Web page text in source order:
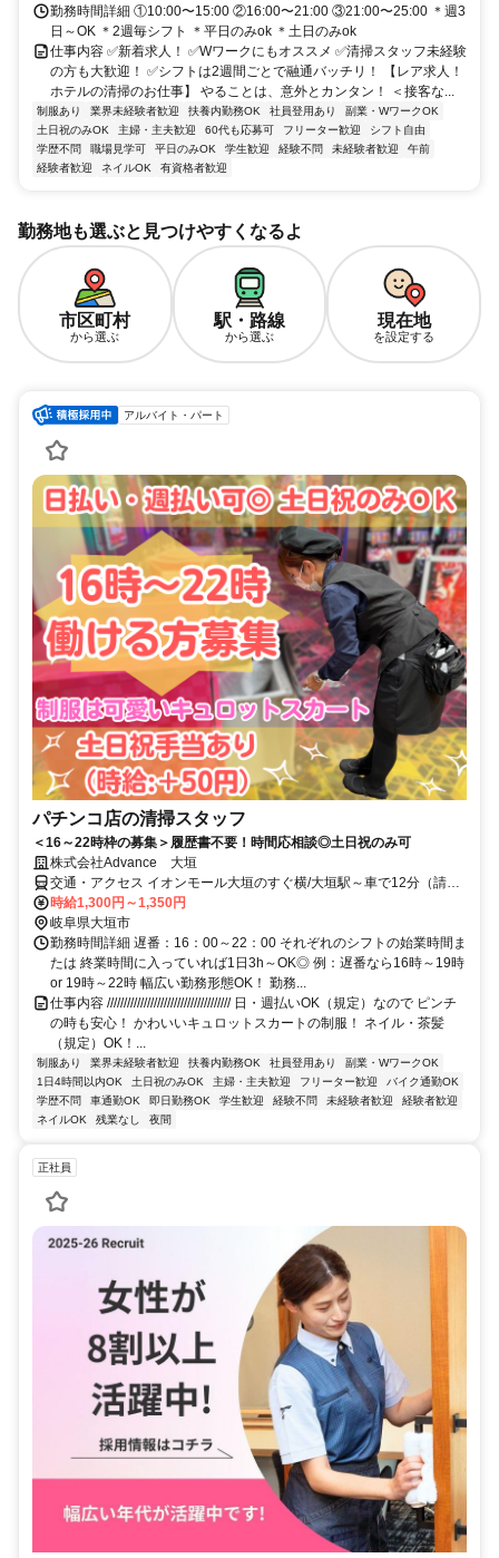
勤務時間詳細 ①10:00〜15:00 ②16:00〜21:00 ③21:00〜25:00 ＊週3
日～OK ＊2週毎シフト ＊平日のみok ＊土日のみok
仕事内容 ✅新着求人！ ✅Wワークにもオススメ ✅清掃スタッフ未経験
の方も大歓迎！ ✅シフトは2週間ごとで融通バッチリ！ 【レア求人！
ホテルの清掃のお仕事】 やることは、意外とカンタン！ ＜接客な...
制服あり 業界未経験者歓迎 扶養内勤務OK 社員登用あり
副業・WワークOK
土日祝のみOK
主婦・主夫歓迎 60代も応募可 フリーター歓迎
シフト自由
学歴不問
職場見学可 平日のみOK 学生歓迎 経験不問 未経験者歓迎
午前
経験者歓迎
ネイルOK 有資格者歓迎
勤務地も選ぶと見つけやすくなるよ
市区町村
から選ぶ
駅・路線
から選ぶ
現在地
を設定する
アルバイト・パート
パチンコ店の清掃スタッフ
＜16～22時枠の募集＞履歴書不要！時間応相談◎土日祝のみ可
株式会社Advance 大垣
交通・アクセス イオンモール大垣のすぐ横/大垣駅～車で12分（請負
先）
時給1,300円～1,350円
岐阜県大垣市
勤務時間詳細 遅番：16：00～22：00 それぞれのシフトの始業時間ま
たは 終業時間に入っていれば1日3h～OK◎ 例：遅番なら16時～19時
or 19時～22時 幅広い勤務形態OK！ 勤務...
仕事内容 ///////////////////////////////////// 日・週払いOK（規定）なので ピンチ
の時も安心！ かわいいキュロットスカートの制服！ ネイル・茶髪
（規定）OK！...
制服あり 業界未経験者歓迎 扶養内勤務OK 社員登用あり
副業・WワークOK
1日4時間以内OK
土日祝のみOK 主婦・主夫歓迎 フリーター歓迎
バイク通勤OK
学歴不問
車通勤OK 即日勤務OK 学生歓迎 経験不問 未経験者歓迎
経験者歓迎
ネイルOK
残業なし 夜間
正社員